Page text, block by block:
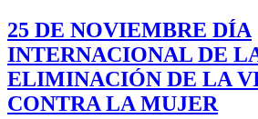
25 DE NOVIEMBRE DÍA
INTERNACIONAL DE
ELIMINACIÓN DE LA
CONTRA LA MUJER